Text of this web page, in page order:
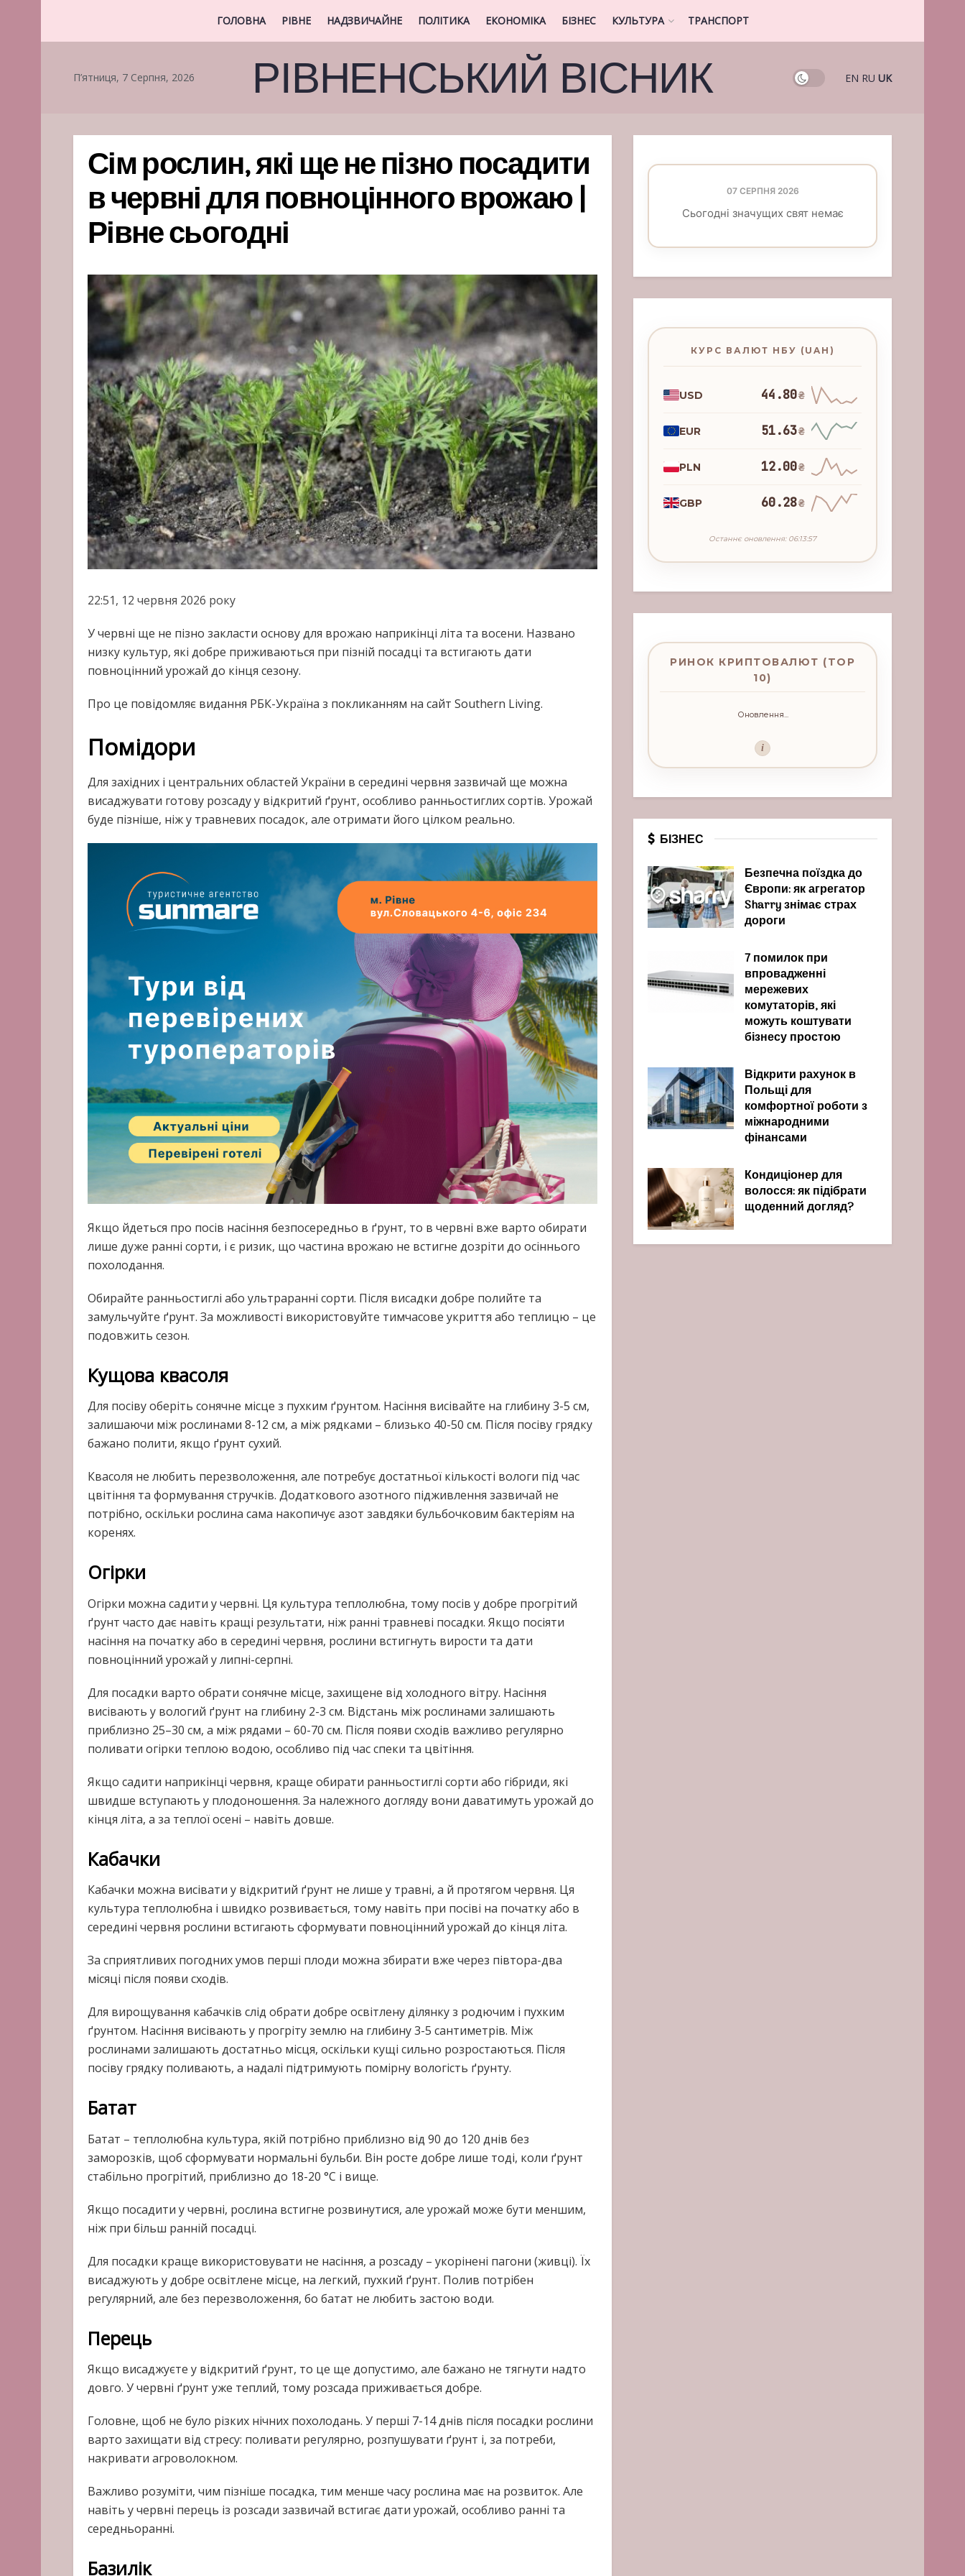
ГОЛОВНА РІВНЕ НАДЗВИЧАЙНЕ ПОЛІТИКА ЕКОНОМІКА БІЗНЕС КУЛЬТУРА ТРАНСПОРТ
П’ятниця, 7 Серпня, 2026 РІВНЕНСЬКИЙ ВІСНИК EN RU UK
Сім рослин, які ще не пізно посадити
в червні для повноцінного врожаю |
Рівне сьогодні
22:51, 12 червня 2026 року
У червні ще не пізно закласти основу для врожаю наприкінці літа та восени. Названо
низку культур, які добре приживаються при пізній посадці та встигають дати
повноцінний урожай до кінця сезону.
Про це повідомляє видання РБК-Україна з покликанням на сайт Southern Living.
Помідори
Для західних і центральних областей України в середині червня зазвичай ще можна
висаджувати готову розсаду у відкритий ґрунт, особливо ранньостиглих сортів. Урожай
буде пізніше, ніж у травневих посадок, але отримати його цілком реально.
Якщо йдеться про посів насіння безпосередньо в ґрунт, то в червні вже варто обирати
лише дуже ранні сорти, і є ризик, що частина врожаю не встигне дозріти до осіннього
похолодання.
Обирайте ранньостиглі або ультраранні сорти. Після висадки добре полийте та
замульчуйте ґрунт. За можливості використовуйте тимчасове укриття або теплицю – це
подовжить сезон.
Кущова квасоля
Для посіву оберіть сонячне місце з пухким ґрунтом. Насіння висівайте на глибину 3-5 см,
залишаючи між рослинами 8-12 см, а між рядками – близько 40-50 см. Після посіву грядку
бажано полити, якщо ґрунт сухий.
Квасоля не любить перезволоження, але потребує достатньої кількості вологи під час
цвітіння та формування стручків. Додаткового азотного підживлення зазвичай не
потрібно, оскільки рослина сама накопичує азот завдяки бульбочковим бактеріям на
коренях.
Огірки
Огірки можна садити у червні. Ця культура теплолюбна, тому посів у добре прогрітий
ґрунт часто дає навіть кращі результати, ніж ранні травневі посадки. Якщо посіяти
насіння на початку або в середині червня, рослини встигнуть вирости та дати
повноцінний урожай у липні-серпні.
Для посадки варто обрати сонячне місце, захищене від холодного вітру. Насіння
висівають у вологий ґрунт на глибину 2-3 см. Відстань між рослинами залишають
приблизно 25–30 см, а між рядами – 60-70 см. Після появи сходів важливо регулярно
поливати огірки теплою водою, особливо під час спеки та цвітіння.
Якщо садити наприкінці червня, краще обирати ранньостиглі сорти або гібриди, які
швидше вступають у плодоношення. За належного догляду вони даватимуть урожай до
кінця літа, а за теплої осені – навіть довше.
Кабачки
Кабачки можна висівати у відкритий ґрунт не лише у травні, а й протягом червня. Ця
культура теплолюбна і швидко розвивається, тому навіть при посіві на початку або в
середині червня рослини встигають сформувати повноцінний урожай до кінця літа.
За сприятливих погодних умов перші плоди можна збирати вже через півтора-два
місяці після появи сходів.
Для вирощування кабачків слід обрати добре освітлену ділянку з родючим і пухким
ґрунтом. Насіння висівають у прогріту землю на глибину 3-5 сантиметрів. Між
рослинами залишають достатньо місця, оскільки кущі сильно розростаються. Після
посіву грядку поливають, а надалі підтримують помірну вологість ґрунту.
Батат
Батат – теплолюбна культура, якій потрібно приблизно від 90 до 120 днів без
заморозків, щоб сформувати нормальні бульби. Він росте добре лише тоді, коли ґрунт
стабільно прогрітий, приблизно до 18-20 °C і вище.
Якщо посадити у червні, рослина встигне розвинутися, але урожай може бути меншим,
ніж при більш ранній посадці.
Для посадки краще використовувати не насіння, а розсаду – укорінені пагони (живці). Їх
висаджують у добре освітлене місце, на легкий, пухкий ґрунт. Полив потрібен
регулярний, але без перезволоження, бо батат не любить застою води.
Перець
Якщо висаджуєте у відкритий ґрунт, то це ще допустимо, але бажано не тягнути надто
довго. У червні ґрунт уже теплий, тому розсада приживається добре.
Головне, щоб не було різких нічних похолодань. У перші 7-14 днів після посадки рослини
варто захищати від стресу: поливати регулярно, розпушувати ґрунт і, за потреби,
накривати агроволокном.
Важливо розуміти, чим пізніше посадка, тим менше часу рослина має на розвиток. Але
навіть у червні перець із розсади зазвичай встигає дати урожай, особливо ранні та
середньоранні.
Базилік
07 СЕРПНЯ 2026
Сьогодні значущих свят немає
КУРС ВАЛЮТ НБУ (UAH)
USD 44.80₴
EUR 51.63₴
PLN 12.00₴
GBP 60.28₴
Останнє оновлення: 06:13:57
РИНОК КРИПТОВАЛЮТ (TOP
10)
Оновлення...
i
БІЗНЕС
Безпечна поїздка до
Європи: як агрегатор
Sharry знімає страх
дороги
7 помилок при
впровадженні
мережевих
комутаторів, які
можуть коштувати
бізнесу простою
Відкрити рахунок в
Польщі для
комфортної роботи з
міжнародними
фінансами
Кондиціонер для
волосся: як підібрати
щоденний догляд?